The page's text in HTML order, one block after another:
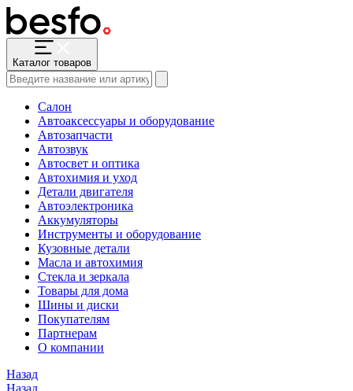
Каталог товаров
Салон
Автоаксессуары и оборудование
Автозапчасти
Автозвук
Автосвет и оптика
Автохимия и уход
Детали двигателя
Автоэлектроника
Аккумуляторы
Инструменты и оборудование
Кузовные детали
Масла и автохимия
Стекла и зеркала
Товары для дома
Шины и диски
Покупателям
Партнерам
О компании
Назад
Назад